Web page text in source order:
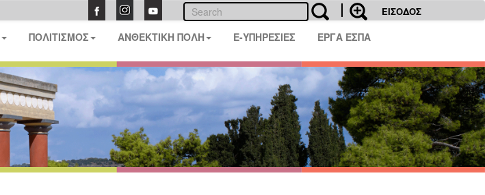
ΕΙΣΟΔΟΣ
ΠΟΛΙΤΙΣΜΟΣ ΑΝΘΕΚΤΙΚΗ ΠΟΛΗ E-ΥΠΗΡΕΣΙΕΣ ΕΡΓΑ ΕΣΠΑ